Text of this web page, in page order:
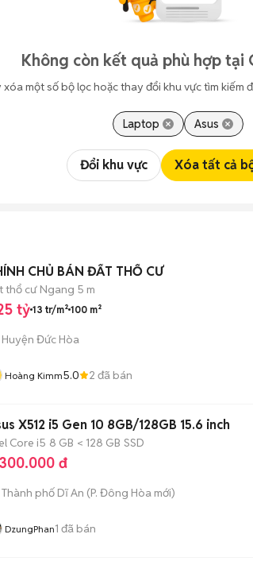
Không còn kết quả phù hợp tại
xóa một số bộ lọc hoặc thay đổi khu vực tìm kiếm
Laptop Asus
Đổi khu vực Xóa tất cả
CHỦ BÁN ĐẤT THỔ CƯ
thổ cư Ngang 5 m
tỷ13 tr/m² 100 m²
Huyện Đức Hòa
Hoàng Kimm5.0 2 đã bán
X512 i5 Gen 10 8GB/128GB 15.6 inch
Core i5 8 GB < 128 GB SSD
đ
Thành phố Dĩ An (P. Đông Hòa mới)
DzungPhan1 đã bán